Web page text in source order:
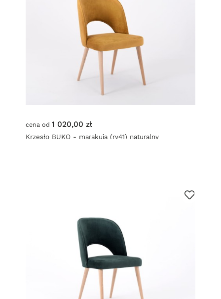
cena od 1 020,00 zł
Krzesło BUKO - marakuja (rv41) naturalny